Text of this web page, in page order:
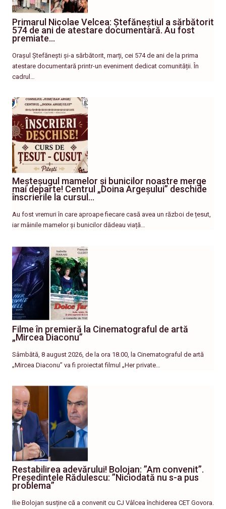
Primarul Nicolae Velcea: Ștefăneștiul a sărbătorit
574 de ani de atestare documentară. Au fost
premiate…
Orașul Ștefănești și-a sărbătorit, marți, cei 574 de ani de la prima
atestare documentară printr-un eveniment dedicat comunității. În
cadrul…
Meșteșugul mamelor și bunicilor noastre merge
mai departe! Centrul „Doina Argeșului” deschide
înscrierile la cursul…
Au fost vremuri în care aproape fiecare casă avea un război de țesut,
iar mâinile mamelor și bunicilor dădeau viață…
Filme în premieră la Cinematograful de artă
„Mircea Diaconu”
Sâmbătă, 8 august 2026, de la ora 18.00, la Cinematograful de artă
„Mircea Diaconu” va fi proiectat filmul „Her private…
Restabilirea adevărului! Bolojan: ”Am convenit”.
Președintele Rădulescu: ”Niciodată nu s-a pus
problema”
Ilie Bolojan susține că a convenit cu CJ Vâlcea închiderea CET Govora.